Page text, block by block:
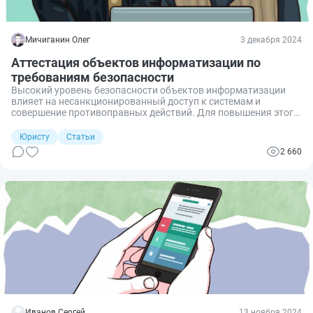
Мичиганин Олег 3 декабря 2024
Аттестация объектов информатизации по
требованиям безопасности
Высокий уровень безопасности объектов информатизации
влияет на несанкционированный доступ к системам и
совершение противоправных действий. Для повышения этого
информатизации. Ввиду специфики процесс имеет
особенности, которые следует учитывать.
Юристу
Статьи
2 660